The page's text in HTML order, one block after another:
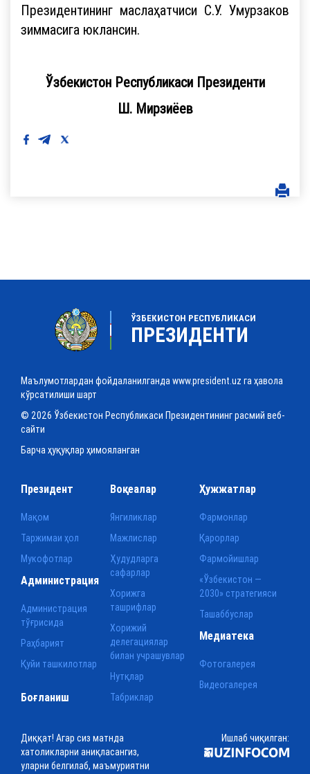
Президентининг маслаҳатчиси С.У. Умурзаков
зиммасига юклансин.
Ўзбекистон Республикаси Президенти
Ш. Мирзиёев
ЎЗБЕКИСТОН РЕСПУБЛИКАСИ
ПРЕЗИДЕНТИ
Маълумотлардан фойдаланилганда www.president.uz га ҳавола
кўрсатилиши шарт
© 2026 Ўзбекистон Республикаси Президентининг расмий веб-
сайти
Барча ҳуқуқлар ҳимояланган
Президент
Мақом
Таржимаи ҳол
Мукофотлар
Воқеалар
Янгиликлар
Мажлислар
Ҳудудларга
сафарлар
Хорижга
ташрифлар
Хорижий
делегациялар
билан учрашувлар
Нутқлар
Табриклар
Ҳужжатлар
Фармонлар
Қарорлар
Фармойишлар
«Ўзбекистон —
2030» стратегияси
Ташаббуслар
Администрация
Администрация
тўғрисида
Раҳбарият
Қуйи ташкилотлар
Медиатека
Фотогалерея
Видеогалерея
Боғланиш
Диққат! Агар сиз матнда
хатоликларни аниқласангиз,
уларни белгилаб, маъмуриятни
Ишлаб чиқилган: